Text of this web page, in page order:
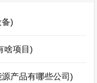
)
啥项目)
产品有哪些公司)